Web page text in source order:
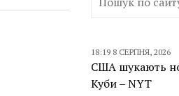
18:19 8 СЕРПНЯ, 2026
США шукають
Куби – NYT